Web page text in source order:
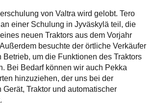
von Valtra wird gelobt. Tero
einer Schulung in Jyväskylä teil, die
neuen Traktors aus dem Vorjahr
besuchte der örtliche Verkäufer
Betrieb, um die Funktionen des Traktors
Bei Bedarf können wir auch Pekka
hinzuziehen, der uns bei der
Gerät, Traktor und automatischer